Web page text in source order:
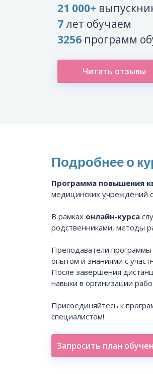
21 000+
7лет обучаем
3256 программ
Читать отзывы
Подробнее о
Программа повышения
медицинских учреждений
В рамках онлайн-курса
родственниками, методы
Преподаватели
опытом и знаниями с
После завершения
навыки в организации
Присоединяйтесь к
специалистом!
Запросить план